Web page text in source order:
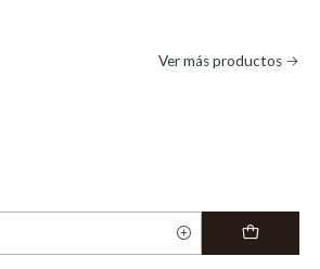
Ver más productos